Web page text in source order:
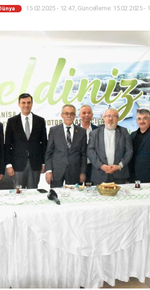
15.02.2025 - 12:47, Güncelleme: 15.02.2025 -